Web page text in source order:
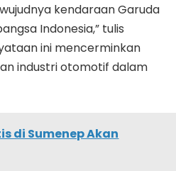
kendaraan Garuda
Indonesia,” tulis
ini mencerminkan
industri otomotif dalam
di Sumenep Akan